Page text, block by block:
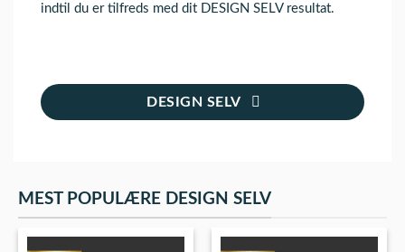
indtil du er tilfreds med dit DESIGN SELV resultat.
DESIGN SELV
MEST POPULÆRE DESIGN SELV